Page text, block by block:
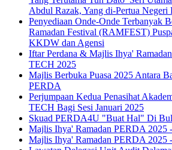
Abdul Razak, Yang di-Pertua Negeri
Penyediaan Onde-Onde Terbanyak
Ramadan Festival (RAMFEST)
KKDW dan Agensi
Iftar Perdana & Majlis Ihya'
TECH 2025
Majlis Berbuka Puasa 2025 Antara
PERDA
Perjumpaan Kedua Penasihat
TECH Bagi Sesi Januari 2025
Skuad PERDA4U "Buat Hal" Di
Majlis Ihya' Ramadan PERDA 2025
Majlis Ihya' Ramadan PERDA 2025